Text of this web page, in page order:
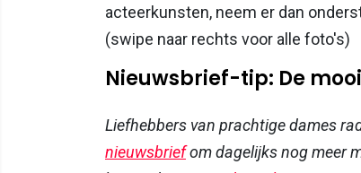
acteerkunsten, neem er dan
(swipe naar rechts voor alle foto's)
Nieuwsbrief-tip: De
Liefhebbers van prachtige dames
nieuwsbriefom dagelijks nog meer